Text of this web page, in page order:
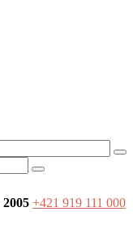
2005 +421 919 111 000